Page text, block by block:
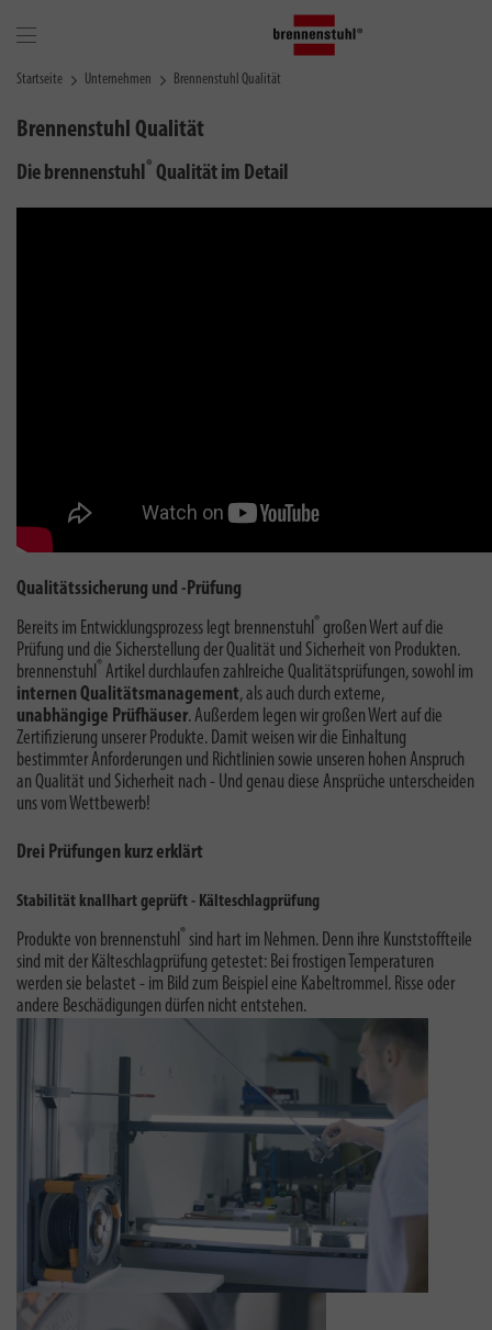
Startseite Unternehmen Brennenstuhl Qualität
Brennenstuhl Qualität
Die brennenstuhl® Qualität im Detail
Qualitätssicherung und -Prüfung
Bereits im Entwicklungsprozess legt brennenstuhl® großen Wert auf die
Prüfung und die Sicherstellung der Qualität und Sicherheit von Produkten.
brennenstuhl® Artikel durchlaufen zahlreiche Qualitätsprüfungen, sowohl im
internen Qualitätsmanagement, als auch durch externe,
unabhängige Prüfhäuser. Außerdem legen wir großen Wert auf die
Zertifizierung unserer Produkte. Damit weisen wir die Einhaltung
bestimmter Anforderungen und Richtlinien sowie unseren hohen Anspruch
an Qualität und Sicherheit nach - Und genau diese Ansprüche unterscheiden
uns vom Wettbewerb!
Drei Prüfungen kurz erklärt
Stabilität knallhart geprüft - Kälteschlagprüfung
Produkte von brennenstuhl® sind hart im Nehmen. Denn ihre Kunststoffteile
sind mit der Kälteschlagprüfung getestet: Bei frostigen Temperaturen
werden sie belastet - im Bild zum Beispiel eine Kabeltrommel. Risse oder
andere Beschädigungen dürfen nicht entstehen.